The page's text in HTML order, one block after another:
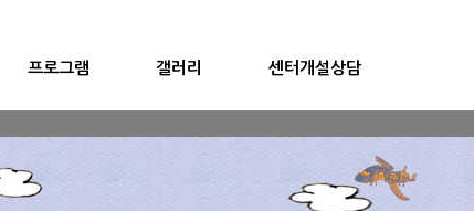
프로그램 갤러리 센터개설상담